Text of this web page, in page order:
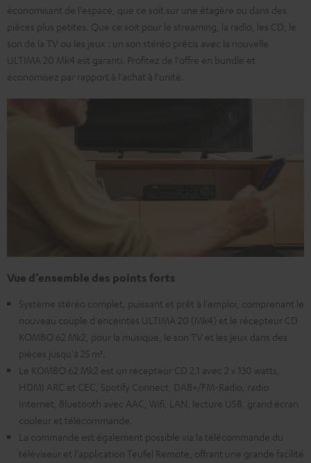
économisant de l'espace, que ce soit sur une étagère ou dans des
pièces plus petites. Que ce soit pour le streaming, la radio, les CD, le
son de la TV ou les jeux : un son stéréo précis avec la nouvelle
ULTIMA 20 Mk4 est garanti. Profitez de l'offre en bundle et
économisez par rapport à l'achat à l'unité.
Vue d’ensemble des points forts
Système stéréo complet, puissant et prêt à l'emploi, comprenant le
nouveau couple d'enceintes ULTIMA 20 (Mk4) et le récepteur CD
KOMBO 62 Mk2, pour la musique, le son TV et les jeux dans des
pièces jusqu'à 25 m².
Le KOMBO 62 Mk2 est un récepteur CD 2.1 avec 2 x 130 watts,
HDMI ARC et CEC, Spotify Connect, DAB+/FM-Radio, radio
Internet, Bluetooth avec AAC, Wifi, LAN, lecture USB, grand écran
couleur et télécommande.
La commande est également possible via la télécommande du
téléviseur et l'application Teufel Remote, offrant une grande facilité